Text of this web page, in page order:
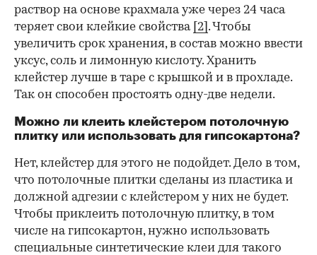
раствор на основе крахмала уже через 24 часа
теряет свои клейкие свойства [2] . Чтобы
увеличить срок хранения, в состав можно ввести
уксус, соль и лимонную кислоту. Хранить
клейстер лучше в таре с крышкой и в прохладе.
Так он способен простоять одну-две недели.
Можно ли клеить клейстером потолочную
плитку или использовать для гипсокартона?
Нет, клейстер для этого не подойдет. Дело в том,
что потолочные плитки сделаны из пластика и
должной адгезии с клейстером у них не будет.
Чтобы приклеить потолочную плитку, в том
числе на гипсокартон, нужно использовать
специальные синтетические клеи для такого